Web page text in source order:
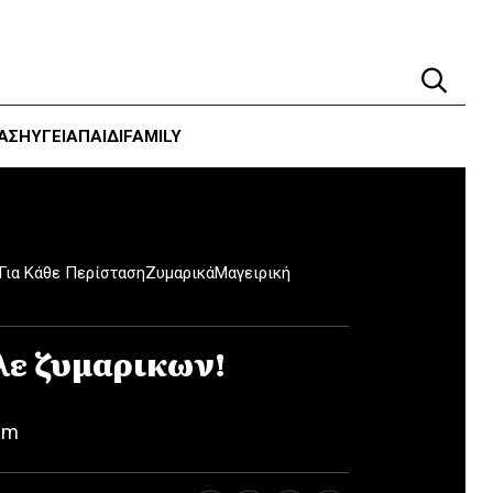
ΥΓΕΊΑΠΑΙΔΙFAMILY
Κάθε ΠερίστασηΖυμαρικάΜαγειρική
ζυμαρικων!